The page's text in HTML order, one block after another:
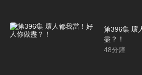
第396集 壞
盡？！
48分鐘